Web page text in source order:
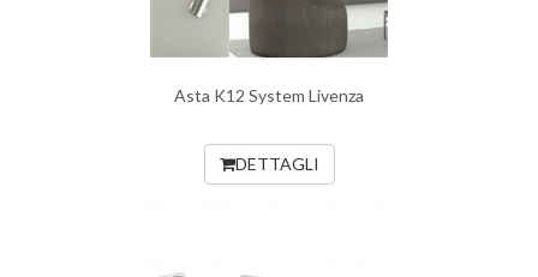
Asta K12 System Livenza
DETTAGLI